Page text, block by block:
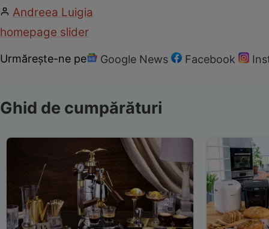
Andreea Luigia
homepage slider
Urmărește-ne pe Google News Facebook
Ghid de cumpărături